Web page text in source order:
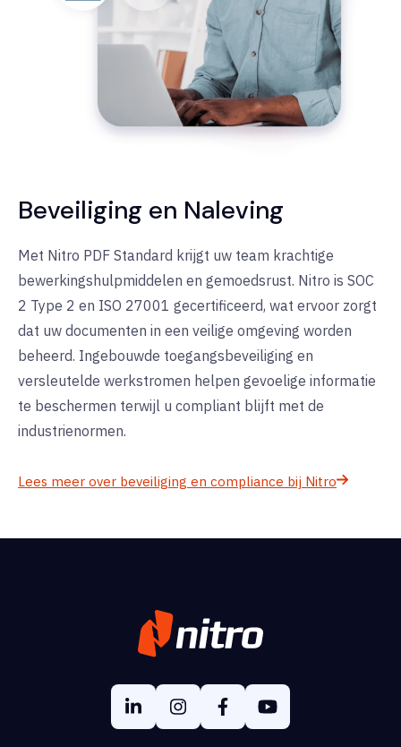
Beveiliging en Naleving
Met Nitro PDF Standard krijgt uw team krachtige
bewerkingshulpmiddelen en gemoedsrust. Nitro is SOC
2 Type 2 en ISO 27001 gecertificeerd, wat ervoor zorgt
dat uw documenten in een veilige omgeving worden
beheerd. Ingebouwde toegangsbeveiliging en
versleutelde werkstromen helpen gevoelige informatie
te beschermen terwijl u compliant blijft met de
industrienormen.
Lees meer over beveiliging en compliance bij Nitro